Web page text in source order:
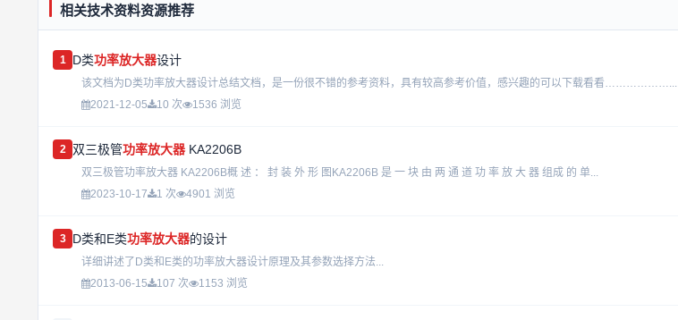
相关技术资料资源推荐
1 D类功率放大器设计
该文档为D类功率放大器设计总结文档，是一份很不错的参考资料，具有较高参考价值，感兴趣的可以下载看看………………...
2021-12-05
10 次 1536 浏览
2 双三极管功率放大器KA2206B
双三极管功率放大器 KA2206B概 述 ： 封 装 外 形 图KA2206B 是 一 块 由 两 通 道 功 率 放 大 器 组成 的 单...
2023-10-17
1 次 4901 浏览
3 D类和E类功率放大器的设计
详细讲述了D类和E类的功率放大器设计原理及其参数选择方法...
2013-06-15
107 次 1153 浏览